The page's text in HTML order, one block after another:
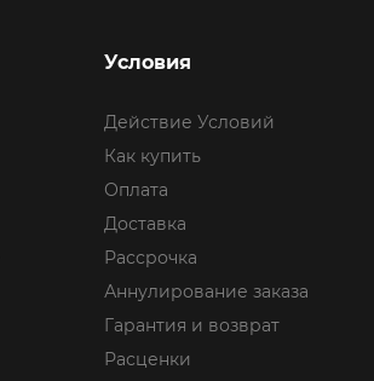
Условия
Действие Условий
Как купить
Оплата
Доставка
Рассрочка
Аннулирование заказа
Гарантия и возврат
Расценки